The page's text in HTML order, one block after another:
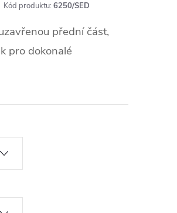
Kód produktu: 6250/SED
přední část,
pro dokonalé